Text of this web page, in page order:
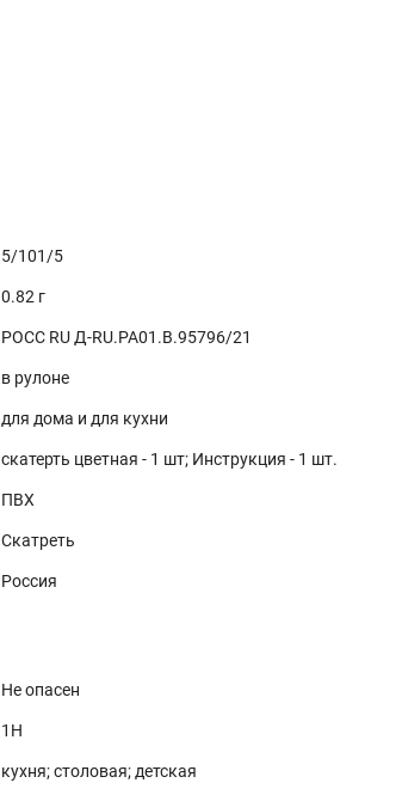
5/101/5
0.82 г
РОСС RU Д-RU.РА01.В.95796/21
в рулоне
для дома и для кухни
скатерть цветная - 1 шт; Инструкция - 1 шт.
ПВХ
Скатреть
Россия
Не опасен
1H
кухня; столовая; детская